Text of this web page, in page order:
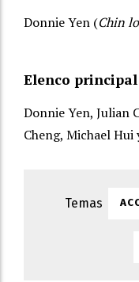
Donnie Yen (Chin
Elenco
Donnie Yen, Julian
Cheng, Michael Hui